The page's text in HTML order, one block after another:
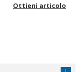
Ottieni articolo